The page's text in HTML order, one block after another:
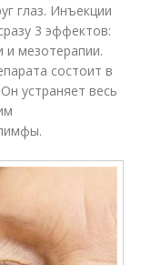
глаз. Инъекции
3 эффектов:
и мезотерапии.
состоит в
устраняет весь